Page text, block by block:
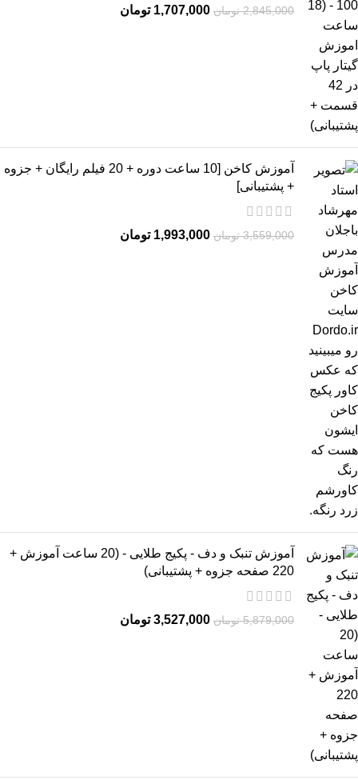
2,845,000 تومان 1,707,000 تومان
آموزش کاخن [10 ساعت دوره + 20 فیلم رایگان + جزوه
+ پشتیبانی]
3,559,000 تومان 1,993,000 تومان
آموزش تنبک و دف - پکیج طلایی - (20 ساعت آموزش +
220 صفحه جزوه + پشتیبانی)
5,879,000 تومان 3,527,000 تومان